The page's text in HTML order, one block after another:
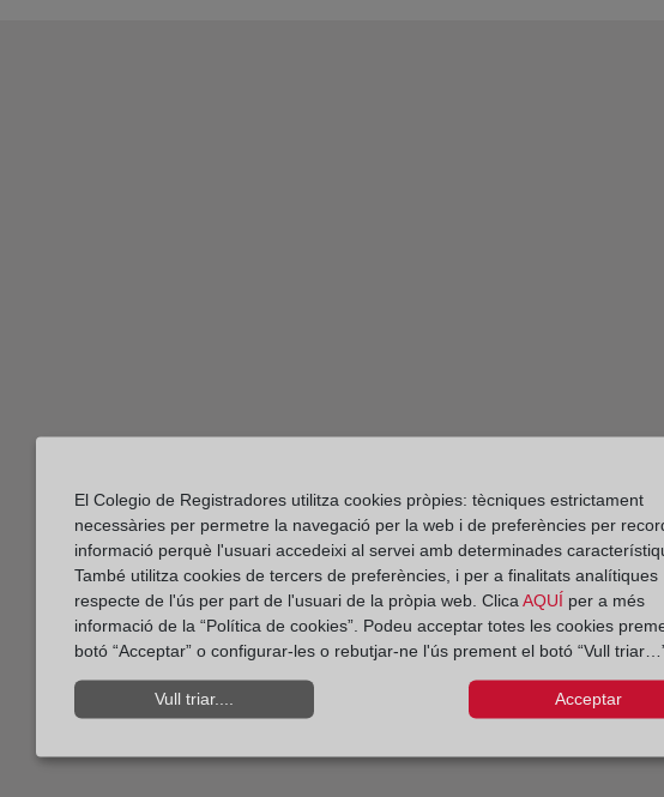
El Colegio de Registradores utilitza cookies pròpies: tècniques estrictament
necessàries per permetre la navegació per la web i de preferències per
informació perquè l'usuari accedeixi al servei amb determinades
També utilitza cookies de tercers de preferències, i per a finalitats analítiques
respecte de l'ús per part de l'usuari de la pròpia web. Clica AQUÍ per a més
informació de la “Política de cookies”. Podeu acceptar totes les cookies
botó “Acceptar” o configurar-les o rebutjar-ne l'ús prement el botó “Vull
Vull triar.... Acceptar